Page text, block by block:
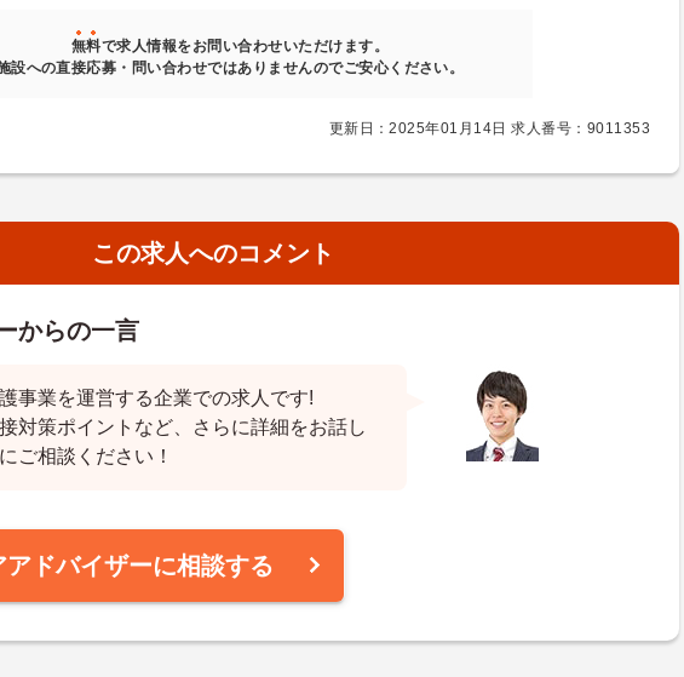
無料で求人情報をお問い合わせいただけます。
設への直接応募・問い合わせではありませんのでご安心ください。
更新日：2025年01月14日 求人番号：9011353
この求人へのコメント
からの一言
事業を運営する企業での求人です!
対策ポイントなど、さらに詳細をお話し
ご相談ください！
アドバイザーに相談する